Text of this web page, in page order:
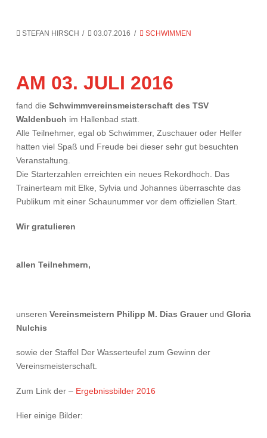
STEFAN HIRSCH 03.07.2016 SCHWIMMEN
AM 03. JULI 2016
fand die Schwimmvereinsmeisterschaft des TSV
Waldenbuch im Hallenbad statt.
Alle Teilnehmer, egal ob Schwimmer, Zuschauer oder Helfer
hatten viel Spaß und Freude bei dieser sehr gut besuchten
Veranstaltung.
Die Starterzahlen erreichten ein neues Rekordhoch. Das
Trainerteam mit Elke, Sylvia und Johannes überraschte das
Publikum mit einer Schaunummer vor dem offiziellen Start.
Wir gratulieren
allen Teilnehmern,
unseren Vereinsmeistern Philipp M. Dias Grauerund Gloria
Nulchis
sowie der Staffel Der Wasserteufel zum Gewinn der
Vereinsmeisterschaft.
Zum Link der – Ergebnissbilder 2016
Hier einige Bilder: